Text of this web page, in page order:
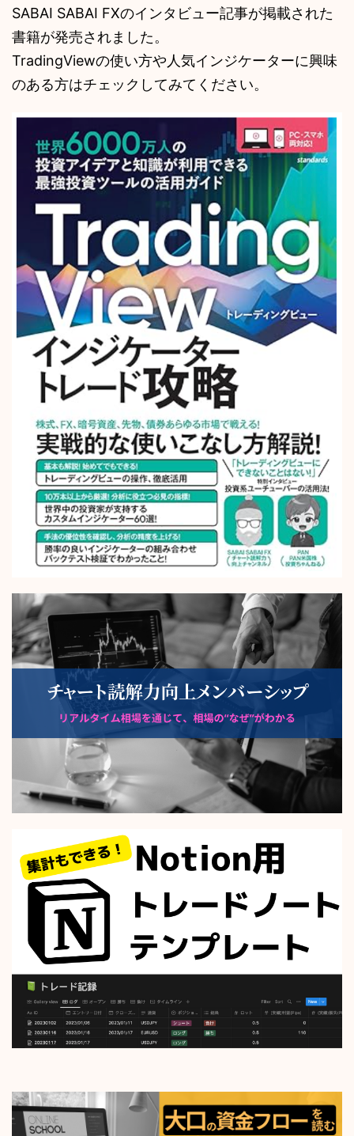
SABAI SABAI FXのインタビュー記事が掲載された
書籍が発売されました。
TradingViewの使い方や人気インジケーターに興味
のある方はチェックしてみてください。